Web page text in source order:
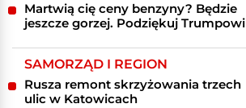
Martwią cię ceny benzyny? Będzie
jeszcze gorzej. Podziękuj Trumpowi
SAMORZĄD I REGION
Rusza remont skrzyżowania trzech
ulic w Katowicach